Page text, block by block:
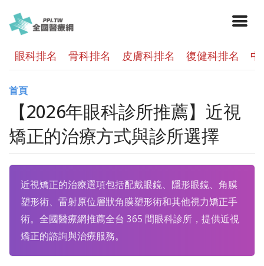
眼科排名 骨科排名 皮膚科排名 復健科排名
首頁
【2026年眼科診所推薦】近視
矯正的治療方式與診所選擇
近視矯正的治療選項包括配戴眼鏡、隱形眼鏡、角膜
塑形術、雷射原位層狀角膜塑形術和其他視力矯正手
術。全國醫療網推薦全台 365 間眼科診所，提供近視
矯正的諮詢與治療服務。